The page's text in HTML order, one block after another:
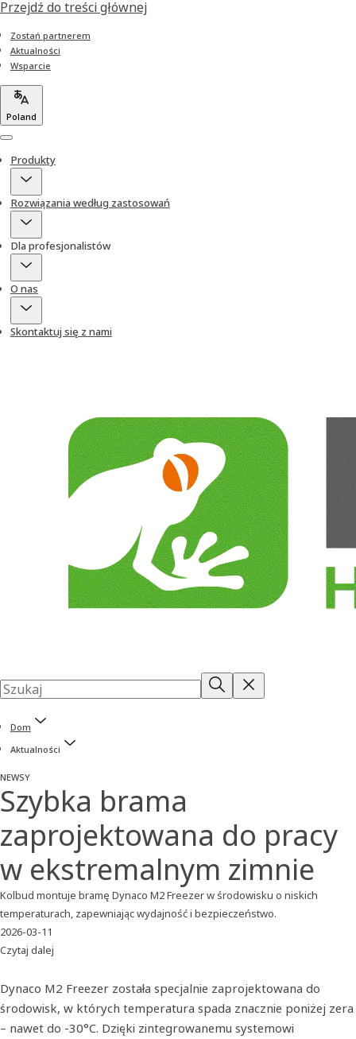
Przejdź do treści głównej
Zostań partnerem
Aktualności
Wsparcie
Poland
Menu
Produkty
Rozwiązania według zastosowań
Dla profesjonalistów
O nas
Skontaktuj się z nami
Dom
Aktualności
NEWSY
Szybka brama
zaprojektowana do pracy
w ekstremalnym zimnie
Kolbud montuje bramę Dynaco M2 Freezer w środowisku o niskich
temperaturach, zapewniając wydajność i bezpieczeństwo.
2026-03-11
Czytaj dalej
Dynaco M2 Freezer została specjalnie zaprojektowana do
środowisk, w których temperatura spada znacznie poniżej zera
– nawet do -30°C. Dzięki zintegrowanemu systemowi